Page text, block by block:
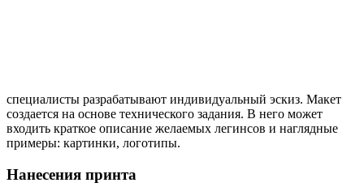
специалисты разрабатывают индивидуальный эскиз. Макет
создается на основе технического задания. В него может
входить краткое описание желаемых легинсов и наглядные
примеры: картинки, логотипы.
Нанесения принта